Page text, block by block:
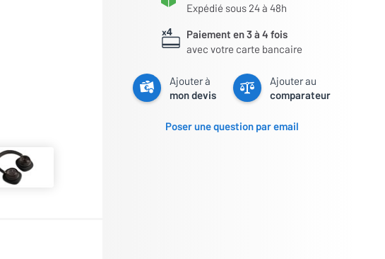
Expédié sous 24 à 48h
Paiement en 3 à 4 fois
avec votre carte bancaire
Ajouter à
mon devis
Ajouter au
comparateur
Poser une question par email